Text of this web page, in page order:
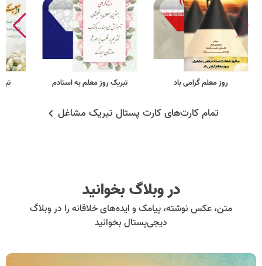
روز معلم گرامی باد تبریک روز معلم به استادم
تمام کارت‌های کارت پستال تبریک مشاغل
در وبلاگ بخوانید
متن، عکس نوشته، پیامک و ایده‌های خلاقانه را در وبلاگ
دیجی‌پستال بخوانید